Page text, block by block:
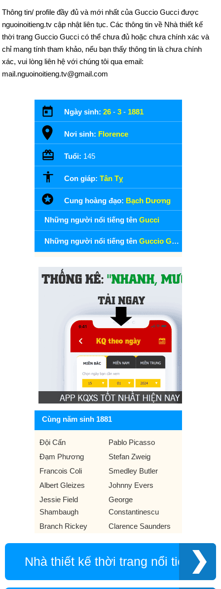
Thông tin/ profile đầy đủ và mới nhất của Guccio Gucci được
nguoinoitieng.tv cập nhật liên tục. Các thông tin về Nhà thiết kế
thời trang Guccio Gucci có thể chưa đủ hoặc chưa chính xác và
chỉ mang tính tham khảo, nếu bạn thấy thông tin là chưa chính
xác, vui lòng liên hệ với chúng tôi qua email:
mail.nguoinoitieng.tv@gmail.com
Ngày sinh: 26 - 3 - 1881
Nơi sinh: Florence
Tuổi: 145
Con giáp: Tân Tỵ
Cung hoàng đạo: Bạch Dương
Những người nổi tiếng tên Gucci
Những người nổi tiếng tên Guccio Gucci
Cùng năm sinh 1881
Đội Cấn
Pablo Picasso
Đạm Phương
Stefan Zweig
Francois Coli
Smedley Butler
Albert Gleizes
Johnny Evers
Jessie Field
Shambaugh
George
Constantinescu
Branch Rickey
Clarence Saunders
Nhà thiết kế thời trang nổi tiếng